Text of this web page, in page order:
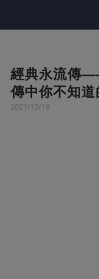
經典永流傳
傳中你不知道
2021/10/19